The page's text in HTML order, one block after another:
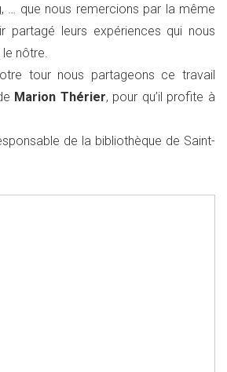
… que nous remercions par la même
partagé leurs expériences qui nous
nôtre.
tour nous partageons ce travail
Marion Thérier, pour qu’il profite à
de la bibliothèque de Saint-